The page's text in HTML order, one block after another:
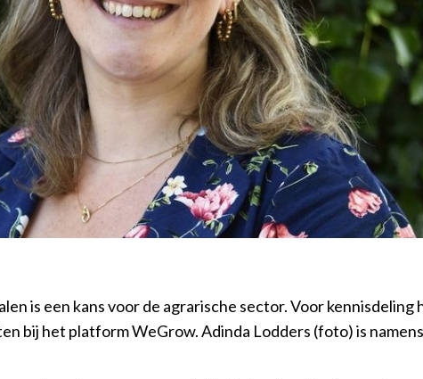
is een kans voor de agrarische sector. Voor kennisdeling
bij het platform WeGrow. Adinda Lodders (foto) is